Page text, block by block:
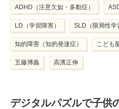
ADHD（注意欠如・多動症）
LD（学習障害） SLD（限局性学
知的障害（知的発達症） こども
五藤博義 高濱正伸
デジタルパズルで子供